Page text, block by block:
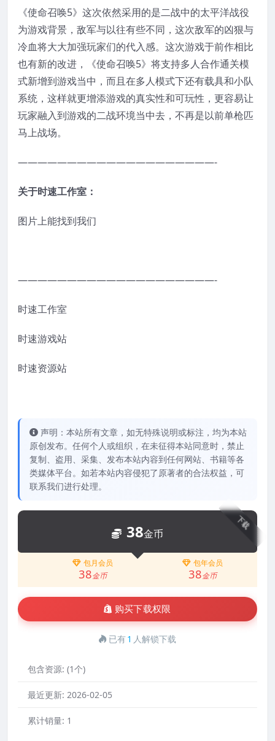
《使命召唤5》这次依然采用的是二战中的太平洋战役
为游戏背景，敌军与以往有些不同，这次敌军的凶狠与
冷血将大大加强玩家们的代入感。这次游戏于前作相比
也有新的改进，《使命召唤5》将支持多人合作通关模
式新增到游戏当中，而且在多人模式下还有载具和小队
系统，这样就更增添游戏的真实性和可玩性，更容易让
玩家融入到游戏的二战环境当中去，不再是以前单枪匹
马上战场。
————————————————————-
关于时速工作室：
图片上能找到我们
————————————————————-
时速工作室
时速游戏站
时速资源站
声明：本站所有文章，如无特殊说明或标注，均为本站
原创发布。任何个人或组织，在未征得本站同意时，禁止
复制、盗用、采集、发布本站内容到任何网站、书籍等各
类媒体平台。如若本站内容侵犯了原著者的合法权益，可
联系我们进行处理。
下载
38金币
包月会员
38金币
包年会员
38金币
购买下载权限
已有1 人解锁下载
包含资源: (1个)
最近更新: 2026-02-05
累计销量: 1